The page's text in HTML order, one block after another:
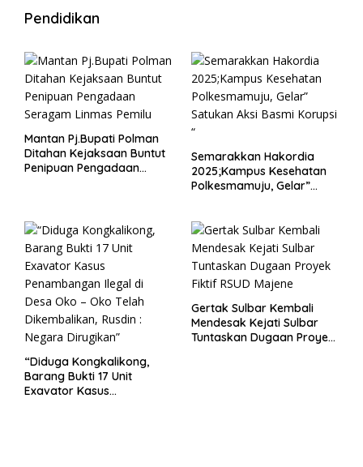
Pendidikan
Mantan Pj.Bupati Polman
Ditahan Kejaksaan Buntut
Penipuan Pengadaan
Semarakkan Hakordia
2025;Kampus Kesehatan
Polkesmamuju, Gelar”
“Diduga Kongkalikong,
Barang Bukti 17 Unit
Exavator Kasus
Gertak Sulbar Kembali
Mendesak Kejati Sulbar
Tuntaskan Dugaan Proyek